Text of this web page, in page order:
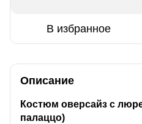
В избранное
Описание
Костюм оверсайз с
палаццо)